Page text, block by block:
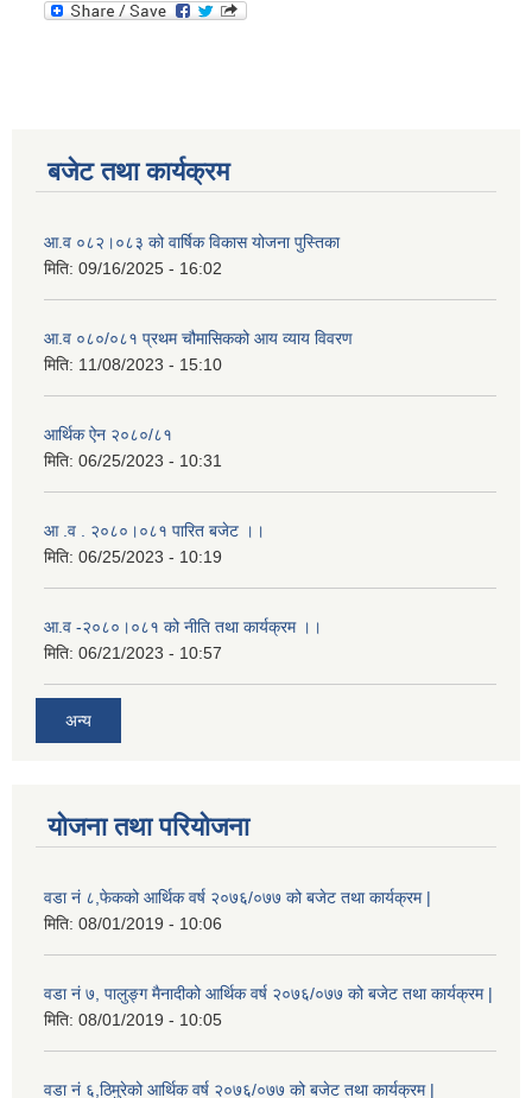
बजेट तथा कार्यक्रम
आ.व ०८२।०८३ को वार्षिक विकास योजना पुस्तिका
मिति: 09/16/2025 - 16:02
आ.व ०८०/०८१ प्रथम चौमासिकको आय व्याय विवरण
मिति: 11/08/2023 - 15:10
आर्थिक ऐन २०८०/८१
मिति: 06/25/2023 - 10:31
आ .व . २०८०।०८१ पारित बजेट ।।
मिति: 06/25/2023 - 10:19
आ.व -२०८०।०८१ को नीति तथा कार्यक्रम ।।
मिति: 06/21/2023 - 10:57
अन्य
योजना तथा परियोजना
वडा नं ८,फेकको आर्थिक वर्ष २०७६/०७७ को बजेट तथा कार्यक्रम |
मिति: 08/01/2019 - 10:06
वडा नं ७, पालुङ्ग मैनादीको आर्थिक वर्ष २०७६/०७७ को बजेट तथा कार्यक्रम |
मिति: 08/01/2019 - 10:05
वडा नं ६,ठिमुरेको आर्थिक वर्ष २०७६/०७७ को बजेट तथा कार्यक्रम |